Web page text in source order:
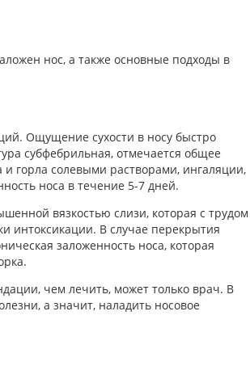
нос, а также основные подходы в
Ощущение сухости в носу быстро
субфебрильная, отмечается общее
горла солевыми растворами, ингаляции,
носа в течение 5-7 дней.
вязкостью слизи, которая с трудом
интоксикации. В случае перекрытия
заложенность носа, которая
чем лечить, может только врач. В
а значит, наладить носовое